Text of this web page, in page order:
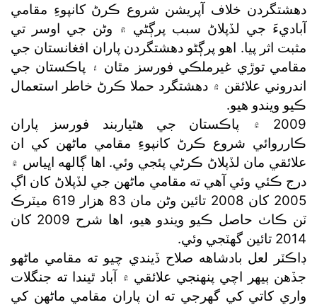
دهشتگردن خلاف آپريشن شروع ڪرڻ کانپوءِ مقامي
آباديءَ جي لڏپلاڻ سبب پرڳڻي ۾ وڻن جي اوسر تي
مثبت اثر پيا. اهو پرڳڻو دهشتگردن پاران افغانستان جي
مقامي توڙي غيرملڪي فورسز مٿان ۽ پاڪستان جي
اندروني علائقن ۾ دهشتگرد حملا ڪرڻ خاطر استعمال
ڪيو ويندو هيو.
2009 ۾ پاڪستان جي هٿياربند فورسز پاران
ڪارروائي شروع ڪرڻ کانپوءِ مقامي ماڻهن کي ان
علائقي مان لڏپلاڻ ڪرڻي پئجي وئي. اها ڳالهه اڀياس ۾
درج ڪئي وئي آهي ته مقامي ماڻهن جي لڏپلاڻ کان اڳ
2005 کان 2008 تائين وڻن مان 83 هزار 619 ميٽرڪ
ٽن ڪاٺ حاصل ڪيو ويندو هيو، اها شرح 2009 کان
2014 تائين گھٽجي وئي.
ڊاڪٽر لعل بادشاهه صلاح ڏيندي چيو ته مقامي ماڻهو
جڏهن ٻيهر اچي پنهنجي علائقي ۾ آباد ٿيندا ته جنگلات
واري کاتي کي گھرجي ته ان پاران مقامي ماڻهن کي